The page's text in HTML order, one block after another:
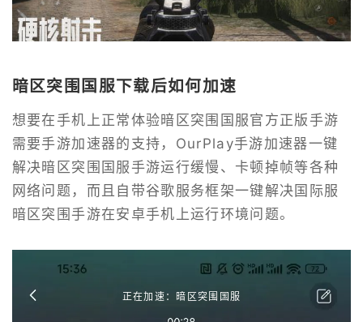
暗区突围国服下载后如何加速
想要在手机上正常体验暗区突围国服官方正版手游
需要手游加速器的支持，OurPlay手游加速器一键
解决暗区突围国服手游运行缓慢、卡顿掉帧等各种
网络问题，而且自带谷歌服务框架一键解决国际服
暗区突围手游在安卓手机上运行环境问题。
正在加速：暗区突围国服